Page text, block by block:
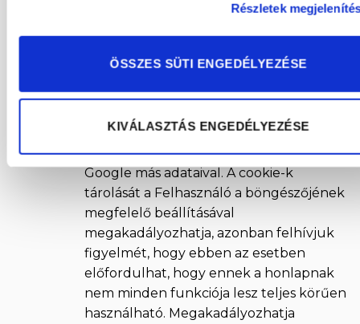
Részletek
ÖSSZES SÜTI ENGEDÉLYEZÉSE
KIVÁLASZTÁS ENGEDÉLYEZÉSE
összefüggő jelentéseket készítsen,
valamint, hogy a weboldal- és az
internethasználattal kapcsolatos további
Felhasználó böngészője által
továbbított IP-címet nem vezeti össze a
Google más adataival. A cookie-k
tárolását a Felhasználó a böngészőjének
megfelelő beállításával
megakadályozhatja, azonban felhívjuk
figyelmét, hogy ebben az esetben
előfordulhat, hogy ennek a honlapnak
nem minden funkciója lesz teljes körűen
használható. Megakadályozhatja